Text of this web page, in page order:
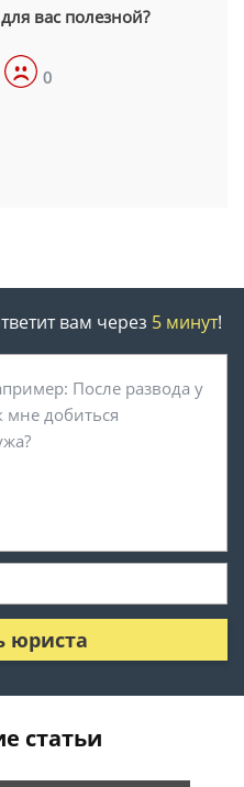
вас полезной?
0
вам через 5 минут!
юриста
статьи